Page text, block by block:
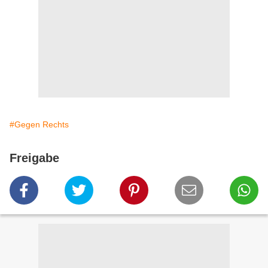
#Gegen Rechts
Freigabe